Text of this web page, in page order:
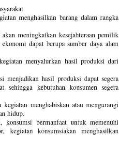
menghasilkan barang dalam rangka
meningkatkan kesejahteraan pemilik
dapat berupa sumber daya alam
menyalurkan hasil produksi dari
menjadikan hasil produksi dapat segera
sehingga kebutuhan konsumen segera
menghabiskan atau mengurangi
hidup.
konsumsi bermanfaat untuk memenuhi
konsumsiakan menghasilkan